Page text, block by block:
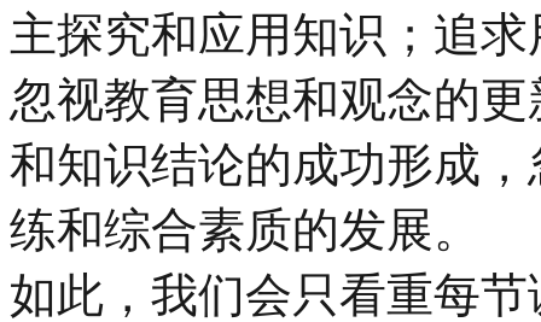
主探究和应用知识；追
忽视教育思想和观念的
和知识结论的成功形成
练和综合素质的发展。
如此，我们会只看重每